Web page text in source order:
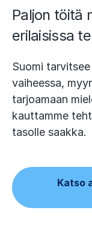
Paljon töitä
erilaisissa
Suomi
vaiheessa,
tarjoamaan
kauttamme
tasolle saakka.
Katso